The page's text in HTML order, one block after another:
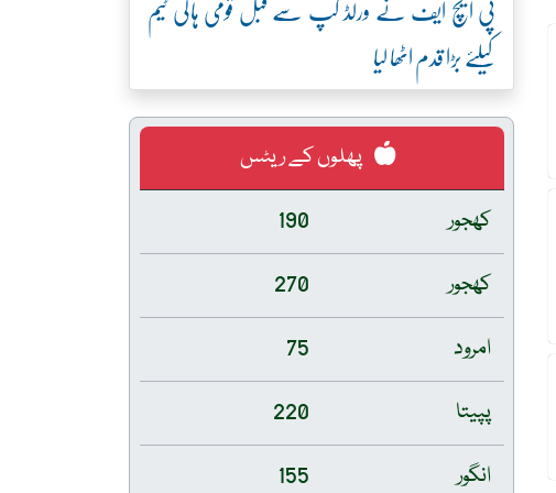
کیلئے بڑا قدم اٹھا لیا
پھلوں کے ریٹس
کھجور
190
کھجور
270
امرود
75
پپیتا
220
انگور
155